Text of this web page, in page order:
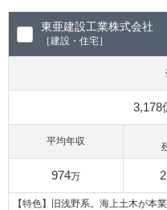
東亜建設工業株式会社
［建設・住宅］
3,178
平均年収
974万
【特色】旧浅野系。海上土木が本